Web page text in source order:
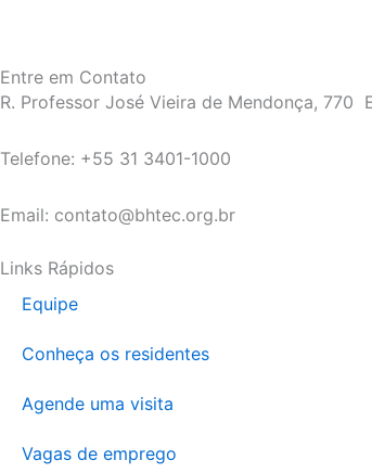
Entre em Contato
R. Professor José Vieira de Mendonça, 770
Telefone: +55 31 3401-1000
Email: contato@bhtec.org.br
Links Rápidos
Equipe
Conheça os residentes
Agende uma visita
Vagas de emprego